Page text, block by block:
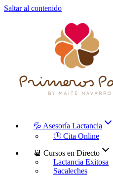
Saltar al contenido
💦 Asesoría Lactancia
🕒 Cita Online
📆 Cursos en Directo
Lactancia Exitosa
Sacaleches